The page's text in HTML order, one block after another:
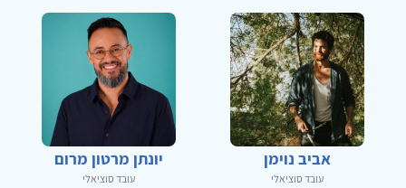
אביב נוימן
עובד סוציאלי
יונתן מרטון מרום
עובד סוציאלי